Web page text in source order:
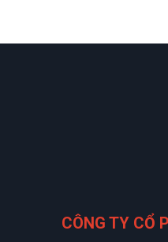
CÔNG TY CỔ